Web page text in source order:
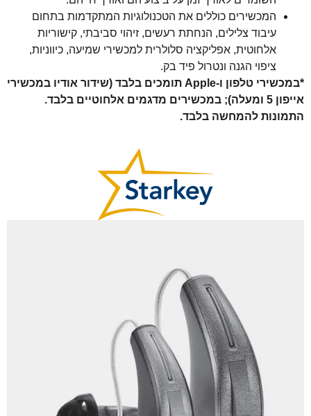
המכשירים כוללים את הטכנולוגיות המתקדמות בתחום
עיבוד צלילים, הנחתת רעשים, זיהוי סביבתי, קישוריות
אלחוטית, אפליקציה סלולרית למכשירי שמיעה, כיווניות,
ציפוי הגנה ונטרול פיד בק.
*במכשירי טלפון ו-Apple תומכים בלבד (שידור אודיו במכשירי
אייפון 5 ומעלה); במכשירים מדגמים אלחוטיים בלבד.
התמונות להמחשה בלבד.